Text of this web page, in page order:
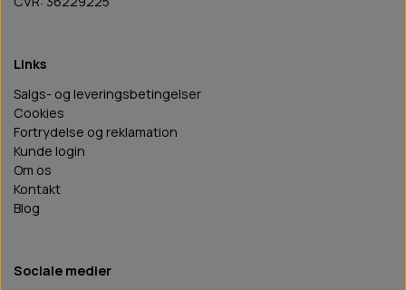
Links
Salgs- og leveringsbetingelser
Cookies
Fortrydelse og reklamation
Kunde login
Om os
Kontakt
Blog
Sociale medier